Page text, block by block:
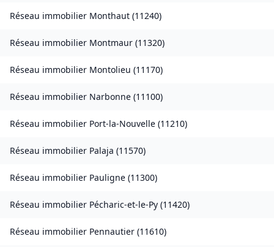
Réseau immobilier Monthaut (11240)
Réseau immobilier Montmaur (11320)
Réseau immobilier Montolieu (11170)
Réseau immobilier Narbonne (11100)
Réseau immobilier Port-la-Nouvelle (11210)
Réseau immobilier Palaja (11570)
Réseau immobilier Pauligne (11300)
Réseau immobilier Pécharic-et-le-Py (11420)
Réseau immobilier Pennautier (11610)